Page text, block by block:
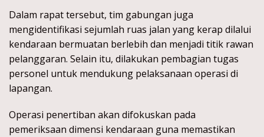
Dalam rapat tersebut, tim gabungan juga
mengidentifikasi sejumlah ruas jalan yang kerap dilalui
kendaraan bermuatan berlebih dan menjadi titik rawan
pelanggaran. Selain itu, dilakukan pembagian tugas
personel untuk mendukung pelaksanaan operasi di
lapangan.
Operasi penertiban akan difokuskan pada
pemeriksaan dimensi kendaraan guna memastikan